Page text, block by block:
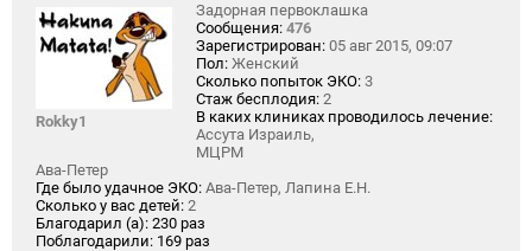
Rokky1
Задорная первоклашка
Сообщения: 476
Зарегистрирован: 05 авг 2015, 09:07
Пол: Женский
Сколько попыток ЭКО: 3
Стаж бесплодия: 2
В каких клиниках проводилось лечение:
Ассута Израиль,
МЦРМ
Ава-Петер
Где было удачное ЭКО: Ава-Петер, Лапина Е.Н.
Сколько у вас детей: 2
Благодарил (а): 230 раз
Поблагодарили: 169 раз